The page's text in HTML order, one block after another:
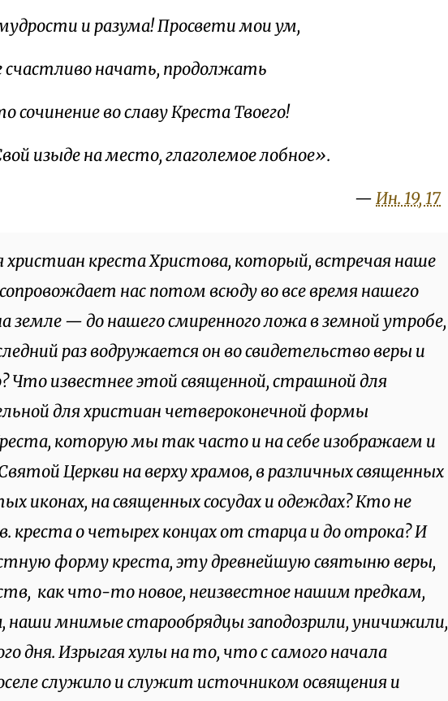
и разума! Просвети мои ум,
счастливо начать, продолжать
сочинение во славу Креста Твоего!
изыде на место, глаголемое лобное».
— Ин. 19, 17
христиан креста Христова, который, встречая наше
нас потом всюду во все время нашего
земле — до нашего смиренного ложа в земной утробе,
раз водружается он во свидетельство веры и
Что известнее этой священной, страшной для
для христиан четвероконечной формы
которую мы так часто и на себе изображаем и
Церкви на верху храмов, в различных священных
иконах, на священных сосудах и одеждах? Кто не
креста о четырех концах от старца и до отрока? И
форму креста, эту древнейшую святыню веры,
как что-то новое, неизвестное нашим предкам,
наши мнимые старообрядцы заподозрили, уничижили,
дня. Изрыгая хулы на то, что с самого начала
служило и служит источником освящения и